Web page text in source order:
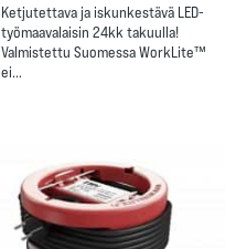
Ketjutettava ja iskunkestävä LED-
työmaavalaisin 24kk takuulla!
Valmistettu Suomessa WorkLite™
ei…